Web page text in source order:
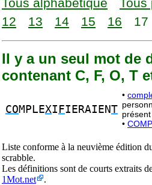
12
13 14 15 16 17
Il y a un seul mot de
contenant C, F, O, T
COMPLEXI FIERAIENT
•
•
Liste conforme à la neuvième édition
scrabble.
Les définitions sont de courts extraits
1Mot.net
.